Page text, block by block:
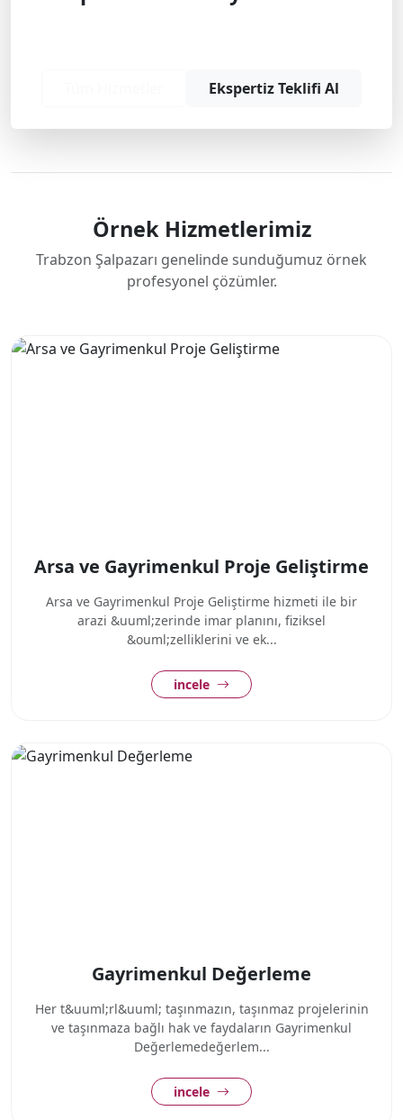
Ekspertiz Teklifi Al
Örnek Hizmetlerimiz
Trabzon Şalpazarı genelinde sunduğumuz örnek
profesyonel çözümler.
Arsa ve Gayrimenkul Proje Geliştirme
Arsa ve Gayrimenkul Proje Geliştirme hizmeti ile bir
arazi &uuml;zerinde imar planını, fiziksel
&ouml;zelliklerini ve ek...
incele
Gayrimenkul Değerleme
Her t&uuml;rl&uuml; taşınmazın, taşınmaz projelerinin
ve taşınmaza bağlı hak ve faydaların Gayrimenkul
Değerlemedeğerlem...
incele